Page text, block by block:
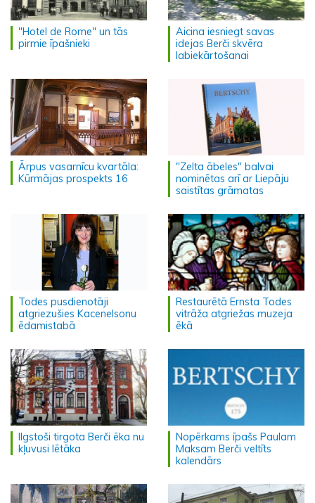
"Hotel de Rome" un tās
pirmie īpašnieki
Aicina iesniegt savas
idejas Berči skvēra
labiekārtošanai
Ārpus vasarnīcu kvartāla:
Kūrmājas prospekts 16
"Zelta ābeles" balvai
nominētas arī ar Liepāju
saistītas grāmatas
Todes pusdienotāji
atgriezušies Kacenelsonu
ēdamistabā
Restaurētā Ernsta Todes
vitrāža atgriežas muzeja
ēkā
Ilgstoši tirgota Berči ēka nu
kļuvusi lētāka
Nopērkams īpašs Paulam
Maksam Berči veltīts
kalendārs